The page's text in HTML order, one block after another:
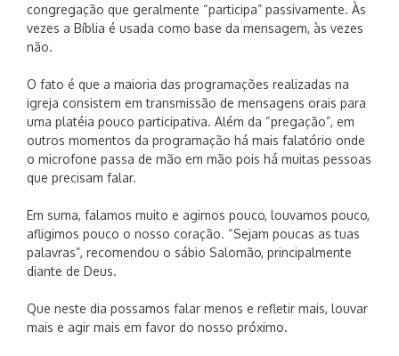
congregação que geralmente “participa” passivamente. Às
vezes a Bíblia é usada como base da mensagem, às vezes
não.
O fato é que a maioria das programações realizadas na
igreja consistem em transmissão de mensagens orais para
uma platéia pouco participativa. Além da “pregação”, em
outros momentos da programação há mais falatório onde
o microfone passa de mão em mão pois há muitas pessoas
que precisam falar.
Em suma, falamos muito e agimos pouco, louvamos pouco,
afligimos pouco o nosso coração. “Sejam poucas as tuas
palavras”, recomendou o sábio Salomão, principalmente
diante de Deus.
Que neste dia possamos falar menos e refletir mais, louvar
mais e agir mais em favor do nosso próximo.